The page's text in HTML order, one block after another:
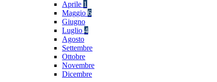
Aprile 1
Maggio 6
Giugno
Luglio 4
Agosto
Settembre
Ottobre
Novembre
Dicembre